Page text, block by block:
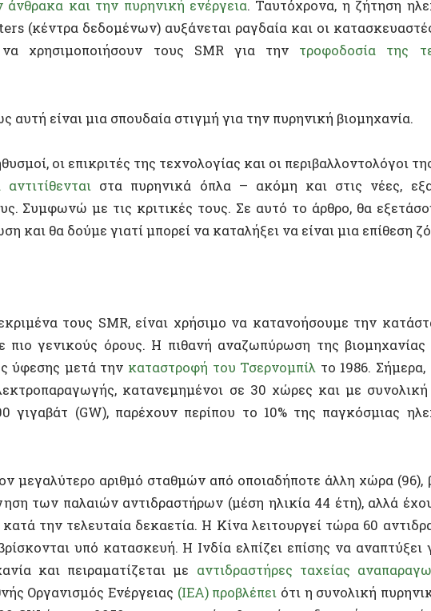
οι επικριτές της τεχνολογίας και οι περιβαλλοντολόγοι της παλιάς
στα πυρηνικά όπλα – ακόμη και στις νέες, εξαιρετικά
με τις κριτικές τους. Σε αυτό το άρθρο, θα εξετάσουμε την
τους SMR, είναι χρήσιμο να κατανοήσουμε την κατάσταση της
γενικούς όρους. Η πιθανή αναζωπύρωση της βιομηχανίας έρχεται
μετά τηνκαταστροφή του Τσερνομπίλτο 1986. Σήμερα, περίπου
κατανεμημένοι σε 30 χώρες και με συνολική καθαρή
αριθμό σταθμών από οποιαδήποτε άλλη χώρα (96), βλέπουν
των παλαιών αντιδραστήρων (μέση ηλικία 44 έτη), αλλά έχουν θέσει
την τελευταία δεκαετία. Η Κίνα λειτουργεί τώρα 60 αντιδραστήρες,
υπό κατασκευή. Η Ινδία ελπίζει επίσης να αναπτύξει γρήγορα
και πειραματίζεται μεαντιδραστήρες ταχείας αναπαραγωγής. Σε
Οργανισμός Ενέργειας(IEA) προβλέπειότιη συνολική πυρηνική ισχύς
έως το 2050, και οι μικροί αρθρωτοί αντιδραστήρες αναμένεται να
στρατηγική που περιλαμβάνει τον στόχοτετραπλασιασμού της
Πολιτειών έως το 2050, με τους SMR να διαδραματίζουν
σε ένα εκ νέου ενδιαφέρον για την πυρηνική ενέργεια είναι η
η
κυβέρνηση Τραμπ (στις ΗΠΑ),
η ακόρεστη ζήτηση ηλεκτρικής
εταιρείες και η δίψα των ασιατικών χωρών για περισσότερη